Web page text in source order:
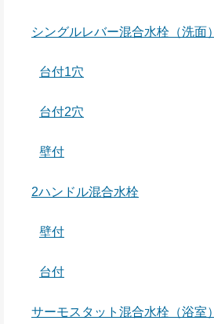
シングルレバー混合水栓（洗面）
台付1穴
台付2穴
壁付
2ハンドル混合水栓
壁付
台付
サーモスタット混合水栓（浴室）